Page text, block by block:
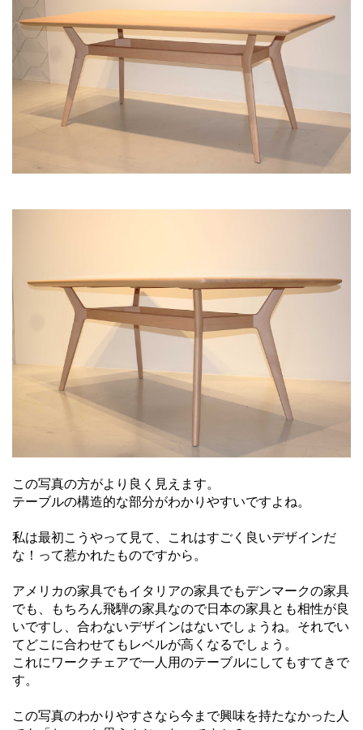
この写真の方がより良く見えます。
テーブルの構造的な部分がわかりやすいですよね。
私は最初こうやって見て、これはすごく良いデザインだ
な！って惹かれたものですから。
アメリカの家具でもイタリアの家具でもデンマークの家具
でも、もちろん飛騨の家具なので日本の家具とも相性が良
いですし、合わないデザインはないでしょうね。それでい
てどこに合わせてもレベルが高くなるでしょう。
これにワークチェアで一人用のテーブルにしてもすてきで
す。
この写真のわかりやすさなら今まで興味を持たなかった人